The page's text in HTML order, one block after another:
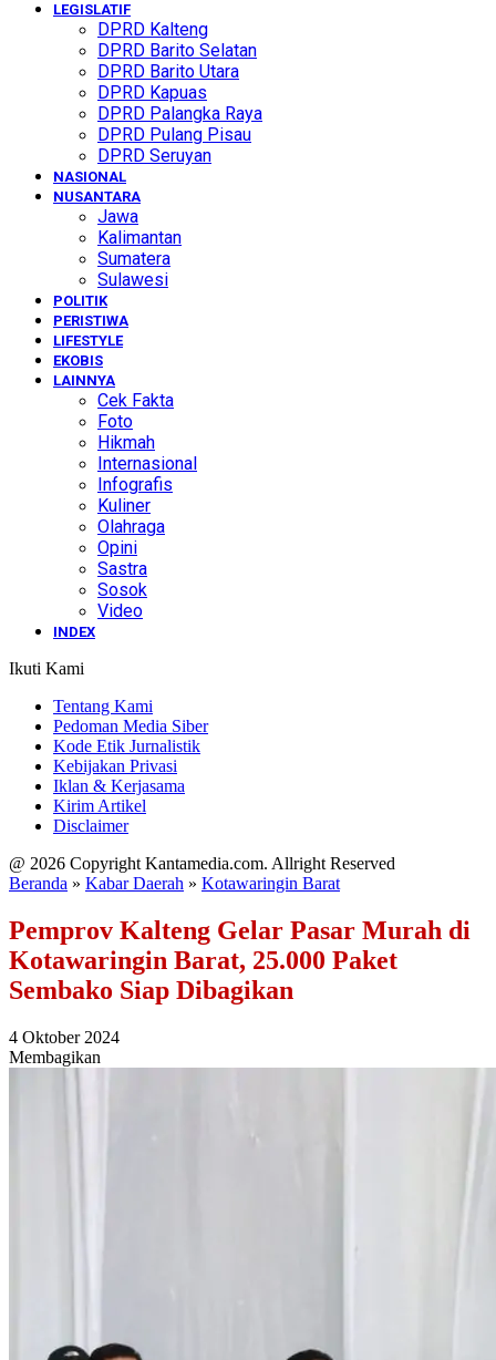
LEGISLATIF
DPRD Kalteng
DPRD Barito Selatan
DPRD Barito Utara
DPRD Kapuas
DPRD Palangka Raya
DPRD Pulang Pisau
DPRD Seruyan
NASIONAL
NUSANTARA
Jawa
Kalimantan
Sumatera
Sulawesi
POLITIK
PERISTIWA
LIFESTYLE
EKOBIS
LAINNYA
Cek Fakta
Foto
Hikmah
Internasional
Infografis
Kuliner
Olahraga
Opini
Sastra
Sosok
Video
INDEX
Ikuti Kami
Tentang Kami
Pedoman Media Siber
Kode Etik Jurnalistik
Kebijakan Privasi
Iklan & Kerjasama
Kirim Artikel
Disclaimer
@ 2026 Copyright Kantamedia.com. Allright Reserved
Beranda » Kabar Daerah » Kotawaringin Barat
Pemprov Kalteng Gelar Pasar Murah di
Kotawaringin Barat, 25.000 Paket
Sembako Siap Dibagikan
4 Oktober 2024
Membagikan